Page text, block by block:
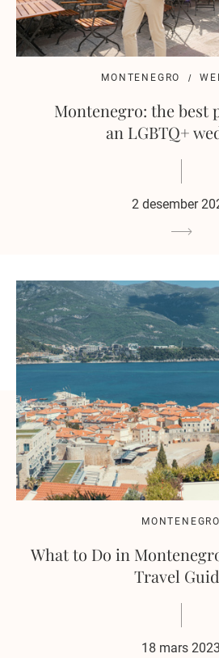
MONTENEGRO
Montenegro: the best
an LGBTQ+
2 desember
MONTENEGRO
What to Do in
Travel
18 mars 2023